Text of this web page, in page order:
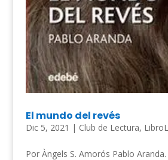
El mundo del revés
Dic 5, 2021 | Club de Lectura,
Por Àngels S. Amorós Pablo